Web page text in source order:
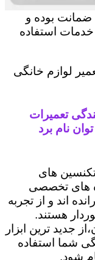
بوده و
خدمات استفاده
لوازم خانگی
تعمیرات
نام برد
های
های تخصصی
اند و از تجربه
هستند.
جدید ترین ابزار
شما استفاده
شود.